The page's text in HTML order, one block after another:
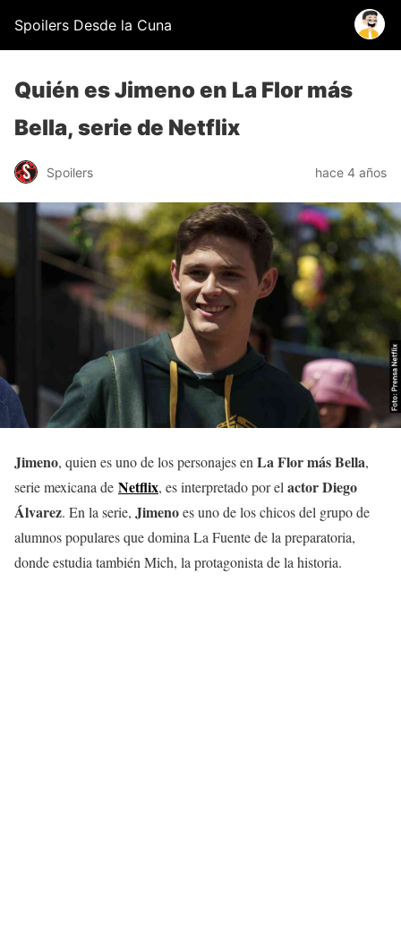
Spoilers Desde la Cuna
Quién es Jimeno en La Flor más
Bella, serie de Netflix
Spoilers hace 4 años
Jimeno, quien es uno de los personajes en La Flor más Bella,
serie mexicana de Netflix, es interpretado por el actor Diego
Álvarez. En la serie, Jimenoes uno de los chicos del grupo de
alumnos populares que domina La Fuente de la preparatoria,
donde estudia también Mich, la protagonista de la historia.